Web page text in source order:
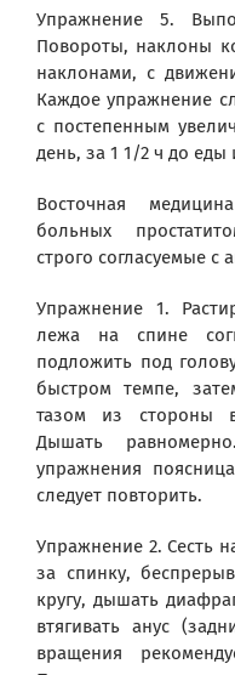
Упражнение 5.
Повороты, наклоны
наклонами, с
Каждое упражнение
с постепенным
день, за 1 1/2 ч до еды
Восточная
больных
строго согласуемые с
Упражнение 1.
лежа на спине
подложить под
быстром темпе,
тазом из стороны
Дышать
упражнения
следует повторить.
Упражнение 2. Сесть
за спинку,
кругу, дышать
втягивать анус
вращения